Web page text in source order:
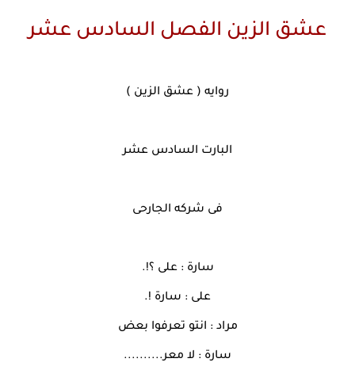
عشق الزين الفصل السادس عشر
روايه ( عشق الزين )
البارت السادس عشر
فى شركه الجارحى
سارة : على ؟!.
على : سارة !.
مراد : انتو تعرفوا بعض
سارة : لا معر..........